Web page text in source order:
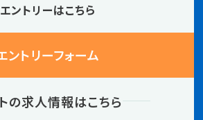
エントリーはこちら
ントリーフォーム
の求人情報はこちら